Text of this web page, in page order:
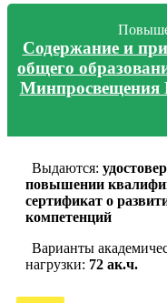
Содержание и
общего
Минпросвещения
Выдаются:
повышении
сертификат о
компетенций
Варианты
нагрузки: 72 ак.ч.